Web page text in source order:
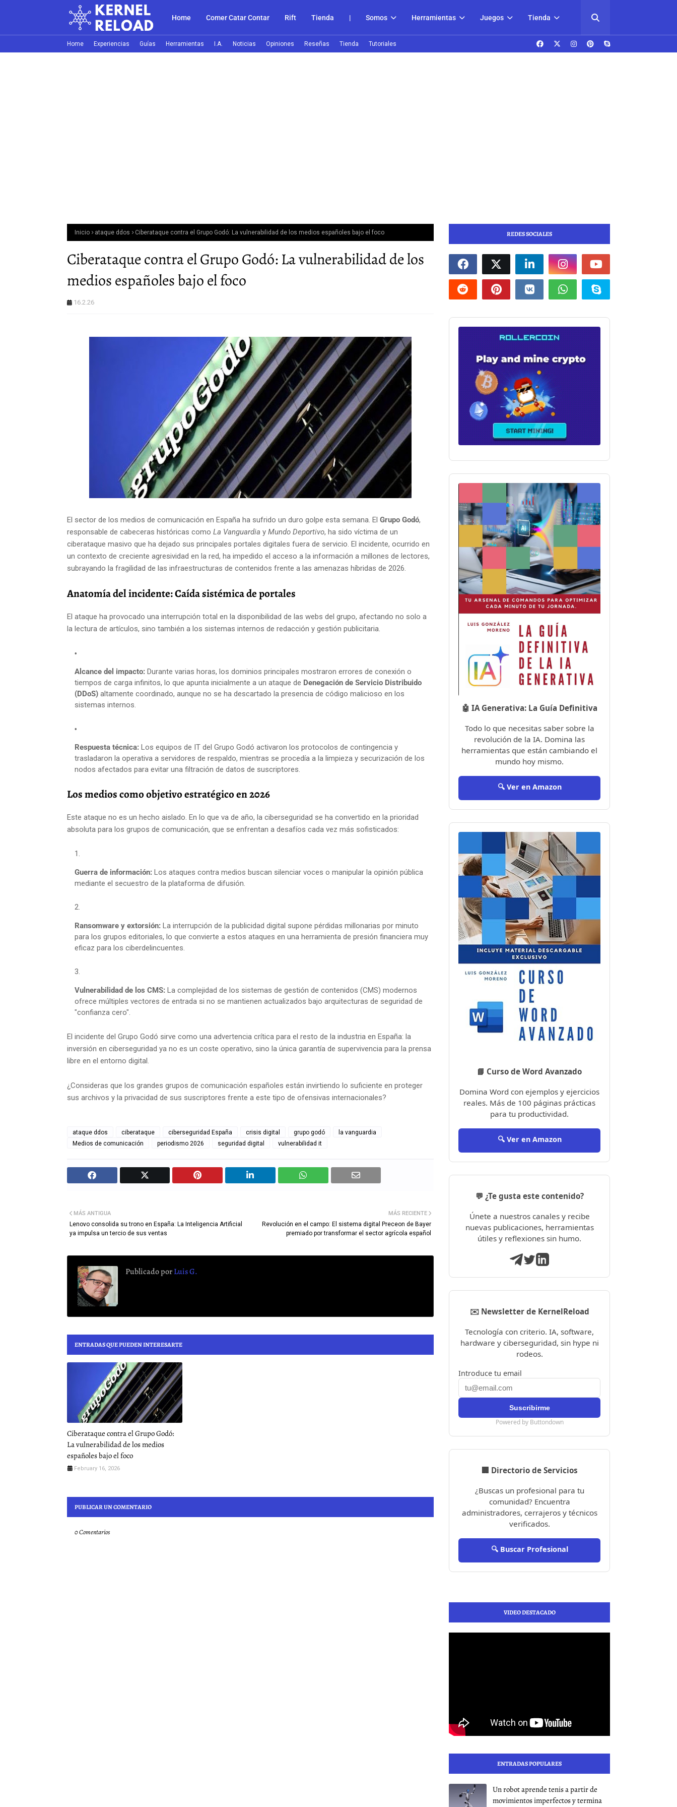
Home Comer Catar Contar Rift Tienda | Somos Herramientas Juegos Tienda
Home Experiencias Guías Herramientas I.A. Noticias Opiniones Reseñas Tienda Tutoriales
Inicio ataque ddos Ciberataque contra el Grupo Godó: La vulnerabilidad de los medios españoles bajo el foco
Ciberataque contra el Grupo Godó: La vulnerabilidad de los
medios españoles bajo el foco
16.2.26
El sector de los medios de comunicación en España ha sufrido un duro golpe esta semana. El Grupo Godó,
responsable de cabeceras históricas como La Vanguardia y Mundo Deportivo, ha sido víctima de un
ciberataque masivo que ha dejado sus principales portales digitales fuera de servicio. El incidente, ocurrido en
un contexto de creciente agresividad en la red, ha impedido el acceso a la información a millones de lectores,
subrayando la fragilidad de las infraestructuras de contenidos frente a las amenazas híbridas de 2026.
Anatomía del incidente: Caída sistémica de portales
El ataque ha provocado una interrupción total en la disponibilidad de las webs del grupo, afectando no solo a
la lectura de artículos, sino también a los sistemas internos de redacción y gestión publicitaria.
Alcance del impacto: Durante varias horas, los dominios principales mostraron errores de conexión o
tiempos de carga infinitos, lo que apunta inicialmente a un ataque de Denegación de Servicio Distribuido
(DDoS) altamente coordinado, aunque no se ha descartado la presencia de código malicioso en los
sistemas internos.
Respuesta técnica: Los equipos de IT del Grupo Godó activaron los protocolos de contingencia y
trasladaron la operativa a servidores de respaldo, mientras se procedía a la limpieza y securización de los
nodos afectados para evitar una filtración de datos de suscriptores.
Los medios como objetivo estratégico en 2026
Este ataque no es un hecho aislado. En lo que va de año, la ciberseguridad se ha convertido en la prioridad
absoluta para los grupos de comunicación, que se enfrentan a desafíos cada vez más sofisticados:
Guerra de información: Los ataques contra medios buscan silenciar voces o manipular la opinión pública
mediante el secuestro de la plataforma de difusión.
Ransomware y extorsión: La interrupción de la publicidad digital supone pérdidas millonarias por minuto
para los grupos editoriales, lo que convierte a estos ataques en una herramienta de presión financiera muy
eficaz para los ciberdelincuentes.
Vulnerabilidad de los CMS: La complejidad de los sistemas de gestión de contenidos (CMS) modernos
ofrece múltiples vectores de entrada si no se mantienen actualizados bajo arquitecturas de seguridad de
"confianza cero".
El incidente del Grupo Godó sirve como una advertencia crítica para el resto de la industria en España: la
inversión en ciberseguridad ya no es un coste operativo, sino la única garantía de supervivencia para la prensa
libre en el entorno digital.
¿Consideras que los grandes grupos de comunicación españoles están invirtiendo lo suficiente en proteger
sus archivos y la privacidad de sus suscriptores frente a este tipo de ofensivas internacionales?
ataque ddos ciberataque ciberseguridad España crisis digital grupo godó
la vanguardia
Medios de comunicación
periodismo 2026 seguridad digital vulnerabilidad it
MÁS RECIENTE
Revolución en el campo: El sistema digital Preceon de Bayer
premiado por transformar el sector agrícola español
MÁS ANTIGUA
Lenovo consolida su trono en España: La Inteligencia Artificial
ya impulsa un tercio de sus ventas
Publicado porLuis G.
ENTRADAS QUE PUEDEN INTERESARTE
Ciberataque contra el Grupo Godó:
La vulnerabilidad de los medios
españoles bajo el foco
February 16, 2026
PUBLICAR UN COMENTARIO
0 Comentarios
REDES SOCIALES
🤖 IA Generativa: La Guía Definitiva
Todo lo que necesitas saber sobre la
revolución de la IA. Domina las
herramientas que están cambiando el
mundo hoy mismo.
🔍 Ver en Amazon
📘 Curso de Word Avanzado
Domina Word con ejemplos y ejercicios
reales. Más de 100 páginas prácticas
para tu productividad.
🔍 Ver en Amazon
💬 ¿Te gusta este contenido?
Únete a nuestros canales y recibe
nuevas publicaciones, herramientas
útiles y reflexiones sin humo.
✉️ Newsletter de KernelReload
Tecnología con criterio. IA, software,
hardware y ciberseguridad, sin hype ni
rodeos.
Introduce tu email
Powered by Buttondown
🏢 Directorio de Servicios
¿Buscas un profesional para tu
comunidad? Encuentra
administradores, cerrajeros y técnicos
verificados.
🔍 Buscar Profesional
VIDEO DESTACADO
ENTRADAS POPULARES
Un robot aprende tenis a partir de
movimientos imperfectos y termina